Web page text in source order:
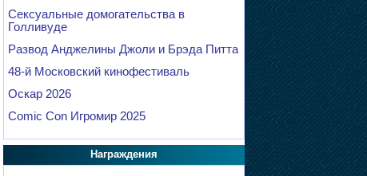
Сексуальные домогательства в
Голливуде
Развод Анджелины Джоли и Брэда Питта
48-й Московский кинофестиваль
Оскар 2026
Comic Con Игромир 2025
Награждения